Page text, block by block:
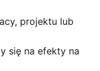
projektu lub
się na efekty na